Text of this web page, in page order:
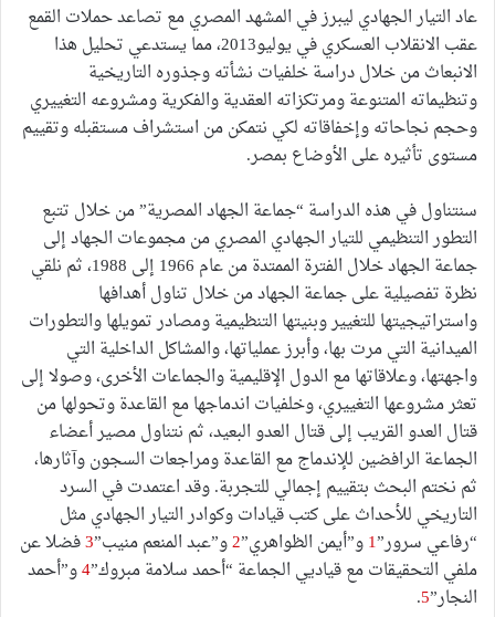
عاد التيار الجهادي ليبرز في المشهد المصري مع تصاعد حملات القمع
عقب الانقلاب العسكري في يوليو2013، مما يستدعي تحليل هذا
الانبعاث من خلال دراسة خلفيات نشأته وجذوره التاريخية
وتنظيماته المتنوعة ومرتكزاته العقدية والفكرية ومشروعه التغييري
وحجم نجاحاته وإخفاقاته لكي نتمكن من استشراف مستقبله وتقييم
مستوى تأثيره على الأوضاع بمصر.
سنتناول في هذه الدراسة “جماعة الجهاد المصرية” من خلال تتبع
التطور التنظيمي للتيار الجهادي المصري من مجموعات الجهاد إلى
جماعة الجهاد خلال الفترة الممتدة من عام 1966 إلى 1988، ثم نلقي
نظرة تفصيلية على جماعة الجهاد من خلال تناول أهدافها
واستراتيجيتها للتغيير وبنيتها التنظيمية ومصادر تمويلها والتطورات
الميدانية التي مرت بها، وأبرز عملياتها، والمشاكل الداخلية التي
واجهتها، وعلاقاتها مع الدول الإقليمية والجماعات الأخرى، وصولا إلى
تعثر مشروعها التغييري، وخلفيات اندماجها مع القاعدة وتحولها من
قتال العدو القريب إلى قتال العدو البعيد، ثم نتناول مصير أعضاء
الجماعة الرافضين للإندماج مع القاعدة ومراجعات السجون وآثارها،
ثم نختم البحث بتقييم إجمالي للتجربة. وقد اعتمدت في السرد
التاريخي للأحداث على كتب قيادات وكوادر التيار الجهادي مثل
“رفاعي سرور”1و”أيمن الظواهري”2و”عبد المنعم منيب”3فضلا عن
ملفي التحقيقات مع قياديي الجماعة “أحمد سلامة مبروك”4و”أحمد
النجار”5
.